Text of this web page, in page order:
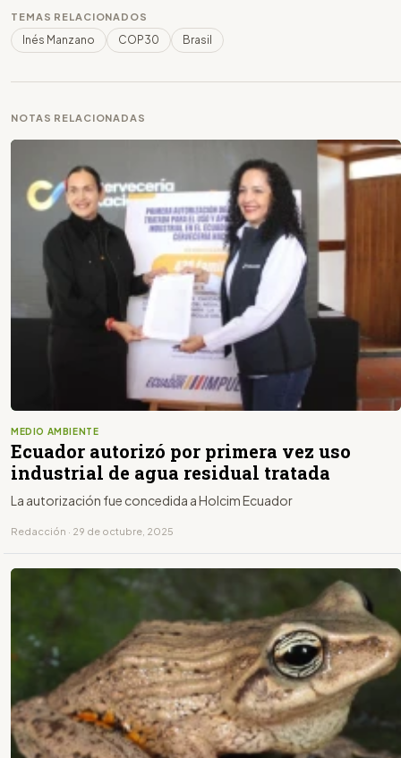
TEMAS RELACIONADOS
Inés Manzano COP30 Brasil
NOTAS RELACIONADAS
MEDIO AMBIENTE
Ecuador autorizó por primera vez uso
industrial de agua residual tratada
La autorización fue concedida a Holcim Ecuador
Redacción · 29 de octubre, 2025